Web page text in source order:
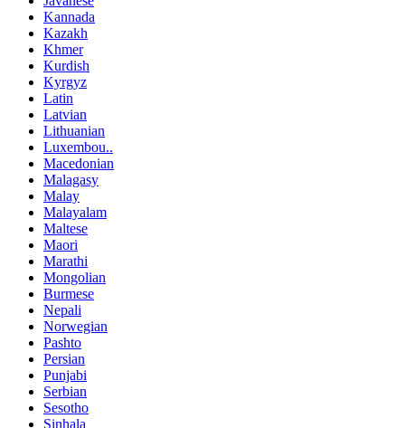
Kannada
Kazakh
Khmer
Kurdish
Kyrgyz
Latin
Latvian
Lithuanian
Luxembou..
Macedonian
Malagasy
Malay
Malayalam
Maltese
Maori
Marathi
Mongolian
Burmese
Nepali
Norwegian
Pashto
Persian
Punjabi
Serbian
Sesotho
Sinhala